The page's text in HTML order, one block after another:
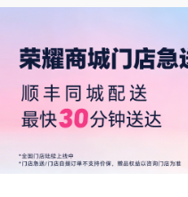
Android 9.0
按键个数
2
宽/高)
和制造工艺影
物为准)
重量（不含表
约28.1g（不